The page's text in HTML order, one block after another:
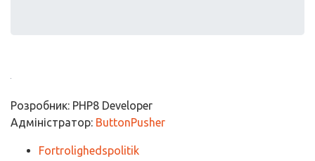
Розробник: PHP8 Developer
Адміністратор: ButtonPusher
Fortrolighedspolitik